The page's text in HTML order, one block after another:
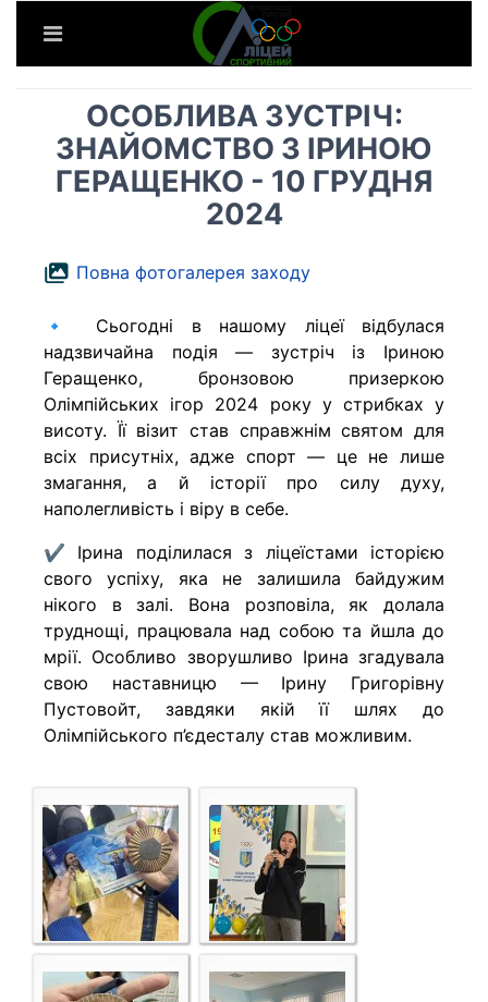
ОСОБЛИВА ЗУСТРІЧ:
ЗНАЙОМСТВО З ІРИНОЮ
ГЕРАЩЕНКО - 10 ГРУДНЯ
2024
Повна фотогалерея заходу
🔹 Сьогодні в нашому ліцеї відбулася
надзвичайна подія — зустріч із Іриною
Геращенко, бронзовою призеркою
Олімпійських ігор 2024 року у стрибках у
висоту. Її візит став справжнім святом для
всіх присутніх, адже спорт — це не лише
змагання, а й історії про силу духу,
наполегливість і віру в себе.
✔️ Ірина поділилася з ліцеїстами історією
свого успіху, яка не залишила байдужим
нікого в залі. Вона розповіла, як долала
труднощі, працювала над собою та йшла до
мрії. Особливо зворушливо Ірина згадувала
свою наставницю — Ірину Григорівну
Пустовойт, завдяки якій її шлях до
Олімпійського п’єдесталу став можливим.